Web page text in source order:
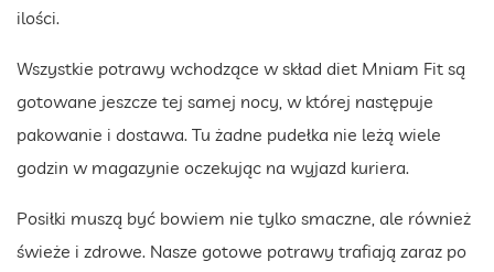
ilości.
Wszystkie potrawy wchodzące w skład diet Mniam Fit są
gotowane jeszcze tej samej nocy, w której następuje
pakowanie i dostawa. Tu żadne pudełka nie leżą wiele
godzin w magazynie oczekując na wyjazd kuriera.
Posiłki muszą być bowiem nie tylko smaczne, ale również
świeże i zdrowe. Nasze gotowe potrawy trafiają zaraz po